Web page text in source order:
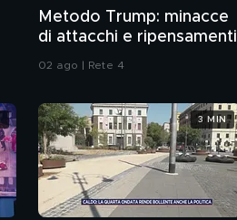
Metodo Trump: minacce
di attacchi e ripensamenti
02 ago | Rete 4
3 MIN